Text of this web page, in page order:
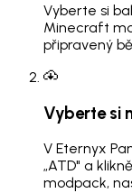
Vyberte si
Minecraft
připravený
Vyberte si
V Eternyx
„ATD" a
modpack,